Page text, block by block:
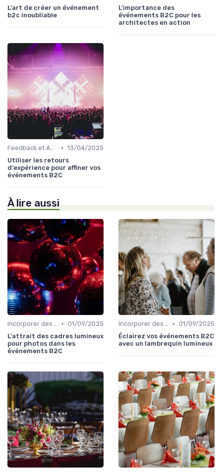
L'art de créer un événement
b2c inoubliable
L'importance des
événements B2C pour les
architectes en action
Feedback et Amélioration Continue • 13/04/2025
Utiliser les retours
d'expérience pour affiner vos
événements B2C
À lire aussi
Incorporer des Expériences Innovantes • 01/09/2025
L'attrait des cadres lumineux
pour photos dans les
événements B2C
Incorporer des Expériences Innovantes • 01/09/2025
Éclairez vos événements B2C
avec un lambrequin lumineux